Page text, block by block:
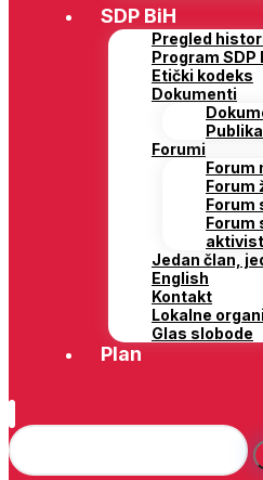
SDP BiH
Pregled
Program SDP
Etički kodeks
Dokumenti
Forumi
Forum
Forum
Forum
Forum
Jedan član,
English
Kontakt
Lokalne
Glas slobode
Plan